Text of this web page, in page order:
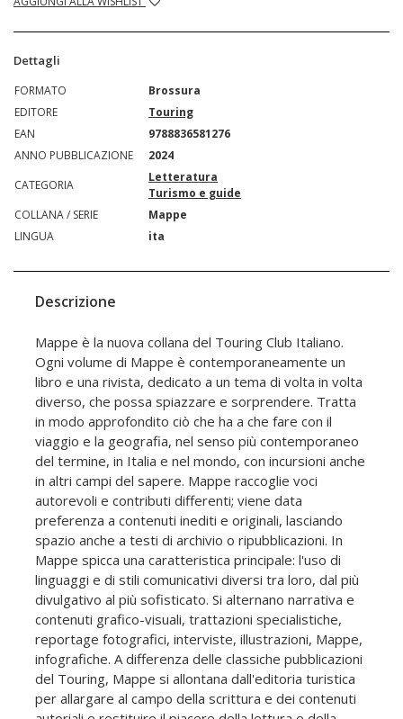
Dettagli
FORMATO
Brossura
EDITORE
Touring
EAN
9788836581276
ANNO PUBBLICAZIONE
2024
CATEGORIA
Letteratura
Turismo e guide
COLLANA / SERIE
Mappe
LINGUA
ita
Descrizione
Mappe è la nuova collana del Touring Club Italiano.
Ogni volume di Mappe è contemporaneamente un
libro e una rivista, dedicato a un tema di volta in volta
diverso, che possa spiazzare e sorprendere. Tratta
in modo approfondito ciò che ha a che fare con il
viaggio e la geografia, nel senso più contemporaneo
del termine, in Italia e nel mondo, con incursioni anche
in altri campi del sapere. Mappe raccoglie voci
autorevoli e contributi differenti; viene data
preferenza a contenuti inediti e originali, lasciando
spazio anche a testi di archivio o ripubblicazioni. In
Mappe spicca una caratteristica principale: l'uso di
linguaggi e di stili comunicativi diversi tra loro, dal più
divulgativo al più sofisticato. Si alternano narrativa e
contenuti grafico-visuali, trattazioni specialistiche,
reportage fotografici, interviste, illustrazioni, Mappe,
infografiche. A differenza delle classiche pubblicazioni
del Touring, Mappe si allontana dall'editoria turistica
per allargare al campo della scrittura e dei contenuti